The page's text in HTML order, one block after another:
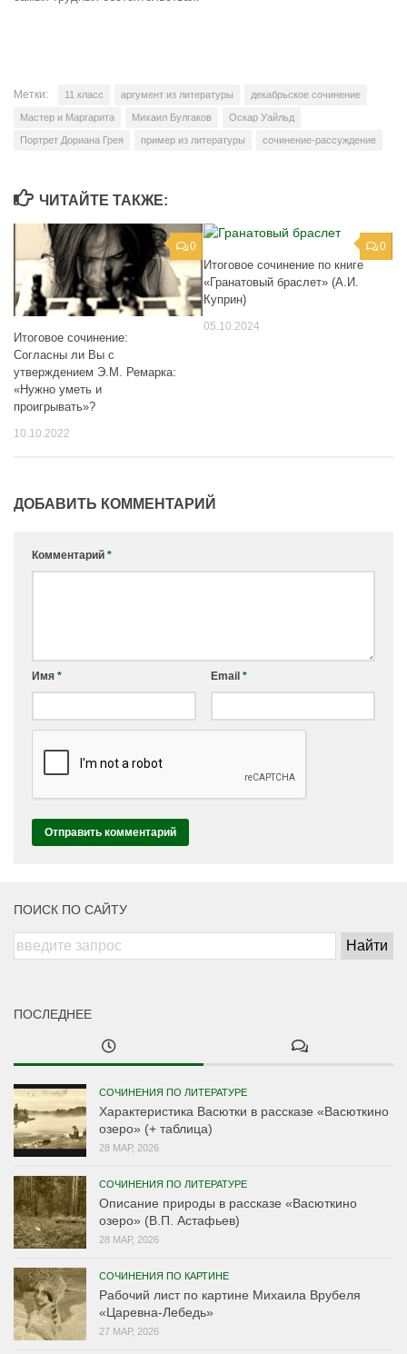
Метки: 11 класс аргумент из литературы декабрьское сочинение
Мастер и Маргарита Михаил Булгаков Оскар Уайльд
Портрет Дориана Грея пример из литературы сочинение-рассуждение
ЧИТАЙТЕ ТАКЖЕ:
0
Итоговое сочинение:
Согласны ли Вы с
утверждением Э.М. Ремарка:
«Нужно уметь и
проигрывать»?
10.10.2022
0
Итоговое сочинение по книге
«Гранатовый браслет» (А.И.
Куприн)
05.10.2024
ДОБАВИТЬ КОММЕНТАРИЙ
Комментарий *
Имя * Email *
ПОИСК ПО САЙТУ
ПОСЛЕДНЕЕ
СОЧИНЕНИЯ ПО ЛИТЕРАТУРЕ
Характеристика Васютки в рассказе «Васюткино
озеро» (+ таблица)
28 МАР, 2026
СОЧИНЕНИЯ ПО ЛИТЕРАТУРЕ
Описание природы в рассказе «Васюткино
озеро» (В.П. Астафьев)
28 МАР, 2026
СОЧИНЕНИЯ ПО КАРТИНЕ
Рабочий лист по картине Михаила Врубеля
«Царевна-Лебедь»
27 МАР, 2026